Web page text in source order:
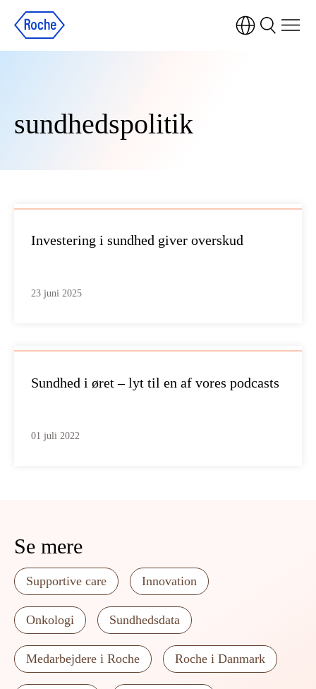
sundhedspolitik
Investering i sundhed giver overskud
23 juni 2025
Sundhed i øret – lyt til en af vores podcasts
01 juli 2022
Se mere
Supportive care Innovation
Onkologi Sundhedsdata
Medarbejdere i Roche Roche i Danmark